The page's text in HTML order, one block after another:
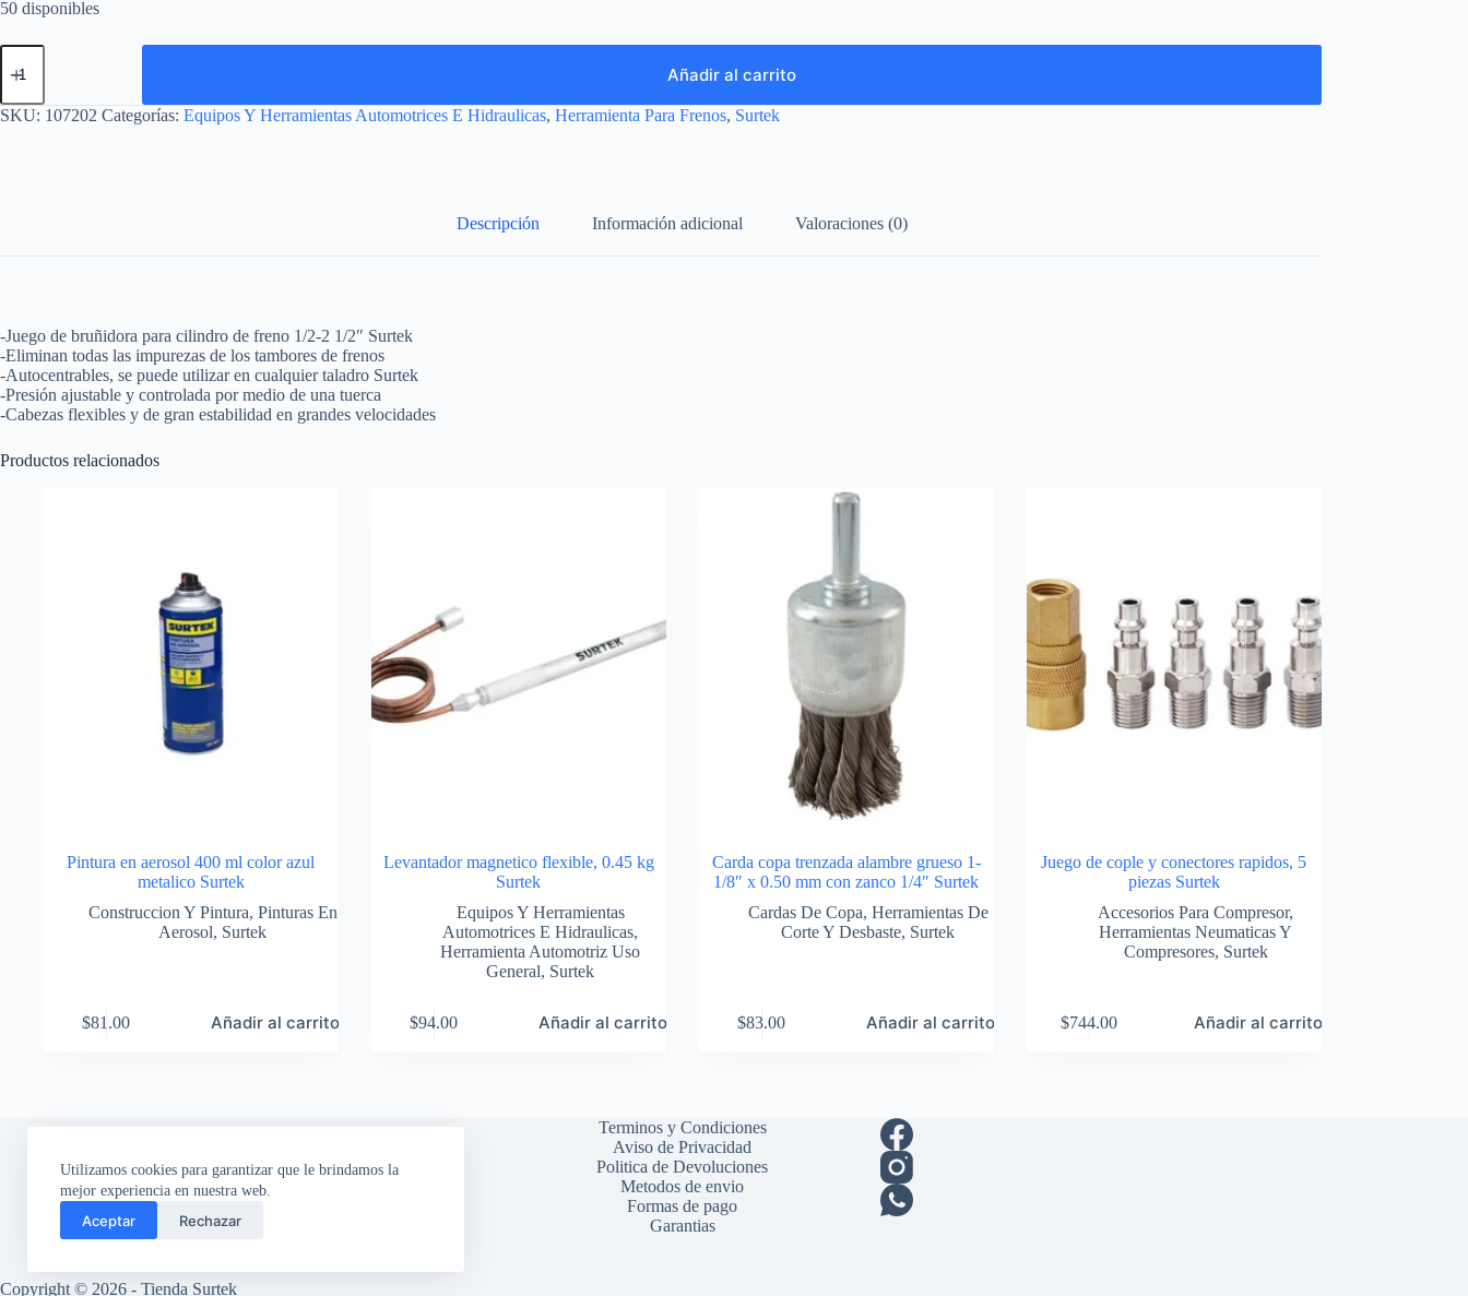
Utilizamos cookies para garantizar que le brindamos la
mejor experiencia en nuestra web.
Aceptar Rechazar
50 disponibles
Bruñidora
para
de
tambor
cantidad
Añadir al carrito
SKU: 107202 Categorías: Equipos Y Herramientas Automotrices E Hidraulicas, Herramienta Para Frenos, Surtek
Descripción Información adicional Valoraciones (0)
-Juego de bruñidora para cilindro de freno 1/2-2 1/2″ Surtek
-Eliminan todas las impurezas de los tambores de frenos
-Autocentrables, se puede utilizar en cualquier taladro Surtek
-Presión ajustable y controlada por medio de una tuerca
-Cabezas flexibles y de gran estabilidad en grandes velocidades
Productos relacionados
Pintura en aerosol 400 ml color azul
metalico Surtek
Construccion Y Pintura, Pinturas En
Aerosol, Surtek
$81.00 Añadir al carrito
Levantador magnetico flexible, 0.45 kg
Surtek
Equipos Y Herramientas
Automotrices E Hidraulicas,
Herramienta Automotriz Uso
General, Surtek
$94.00 Añadir al carrito
Carda copa trenzada alambre grueso 1-
1/8″ x 0.50 mm con zanco 1/4″ Surtek
Cardas De Copa, Herramientas De
Corte Y Desbaste, Surtek
$83.00 Añadir al carrito
Juego de cople y conectores rapidos, 5
piezas Surtek
Accesorios Para Compresor,
Herramientas Neumaticas Y
Compresores, Surtek
$744.00 Añadir al carrito
Terminos y Condiciones
Aviso de Privacidad
Politica de Devoluciones
Metodos de envio
Formas de pago
Garantias
Copyright © 2026 - Tienda Surtek